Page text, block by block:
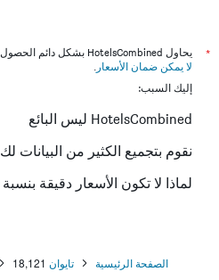
*
يحاول HotelsCombined بشكل دائم الحصول على الأسعار الدقيقة، ولكن
لا يمكن ضمان الأسعار .
إليك السبب:
HotelsCombined ليس البائع
نقوم بتجميع الكثير من البيانات لك
لماذا لا تكون الأسعار دقيقة بنسبة 100٪؟
الصفحة الرئيسية تايوان 18,121